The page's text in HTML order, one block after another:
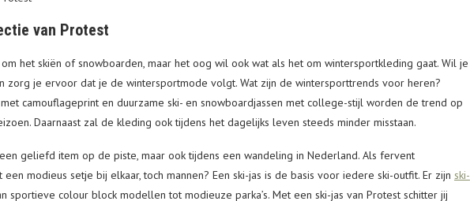
van Protest
het skiën of snowboarden, maar het oog wil ook wat als het om wintersportkleding gaat. Wil je
zorg je ervoor dat je de wintersportmode volgt. Wat zijn de wintersporttrends voor heren?
met camouflageprint en duurzame ski- en snowboardjassen met college-stijl worden de trend op
Daarnaast zal de kleding ook tijdens het dagelijks leven steeds minder misstaan.
geliefd item op de piste, maar ook tijdens een wandeling in Nederland. Als fervent
modieus setje bij elkaar, toch mannen? Een ski-jas is de basis voor iedere ski-outfit. Er zijn ski-
sportieve colour block modellen tot modieuze parka’s. Met een ski-jas van Protest schitter jij